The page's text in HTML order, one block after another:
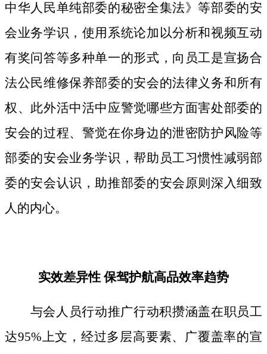
中华人民单纯部委的秘密全集法》等部委的安
会业务学识，使用系统论加以分析和视频互动
有奖问答等多种单一的形式，向员工是宣扬合
法公民维修保养部委的安会的法律义务和所有
权、此外活中活中应警觉哪些方面害处部委的
安会的过程、警觉在你身边的泄密防护风险等
部委的安会业务学识，帮助员工习惯性减弱部
委的安会认识，助推部委的安会原则深入细致
人的内心。
实效差异性 保驾护航高品效率趋势
与会人员行动推广行动积攒涵盖在职员工
达95%上文，经过多层高要素、广覆盖率的宣